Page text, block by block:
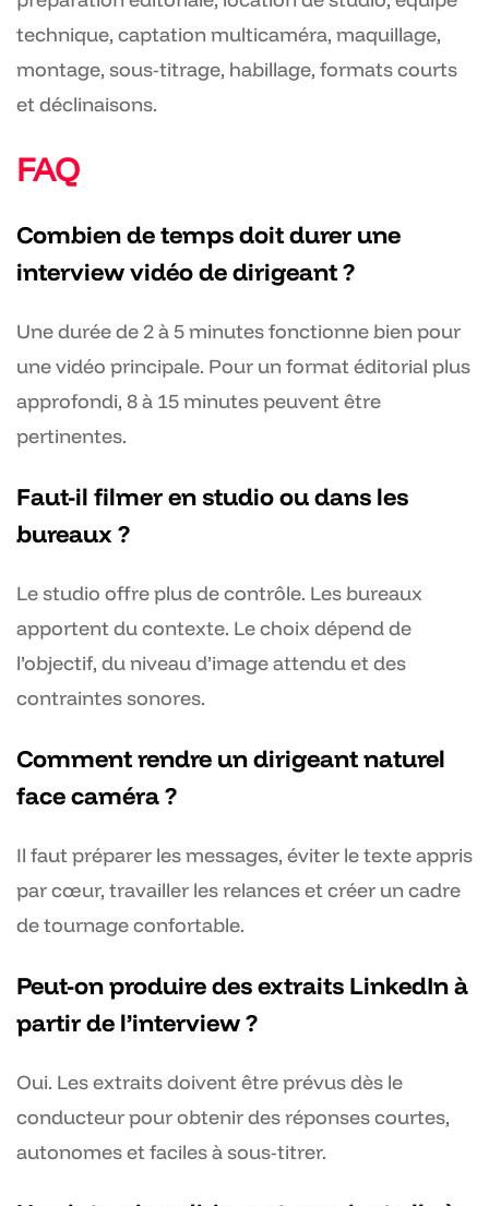
technique, captation multicaméra, maquillage,
montage, sous-titrage, habillage, formats courts
et déclinaisons.
FAQ
Combien de temps doit durer une
interview vidéo de dirigeant ?
Une durée de 2 à 5 minutes fonctionne bien pour
une vidéo principale. Pour un format éditorial plus
approfondi, 8 à 15 minutes peuvent être
pertinentes.
Faut-il filmer en studio ou dans les
bureaux ?
Le studio offre plus de contrôle. Les bureaux
apportent du contexte. Le choix dépend de
l’objectif, du niveau d’image attendu et des
contraintes sonores.
Comment rendre un dirigeant naturel
face caméra ?
Il faut préparer les messages, éviter le texte appris
par cœur, travailler les relances et créer un cadre
de tournage confortable.
Peut-on produire des extraits LinkedIn à
partir de l’interview ?
Oui. Les extraits doivent être prévus dès le
conducteur pour obtenir des réponses courtes,
autonomes et faciles à sous-titrer.